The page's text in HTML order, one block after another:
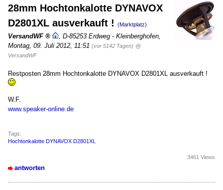
28mm Hochtonkalotte DYNAVOX
D2801XL ausverkauft !
(Marktplatz)
VersandWF D-85253 Erdweg - Kleinberghofen
Montag, 09. Juli 2012, 11:51 (vor 5142 Tagen) @
VersandWF
Restposten 28mm Hochtonkalotte DYNAVOX D2801XL ausverkauft !
W.F.
www.speaker-online.de
Tags:
Hochtonkalotte DYNAVOX D2801XL
antworten
3461 Views